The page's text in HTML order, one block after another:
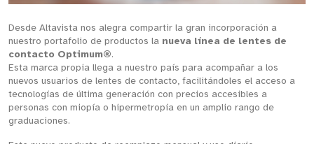
Desde Altavista nos alegra compartir la gran incorporación a
nuestro portafolio de productos la nueva línea de lentes de
contacto Optimum®.
Esta marca propia llega a nuestro país para acompañar a los
nuevos usuarios de lentes de contacto, facilitándoles el acceso a
tecnologías de última generación con precios accesibles a
personas con miopía o hipermetropía en un amplio rango de
graduaciones.